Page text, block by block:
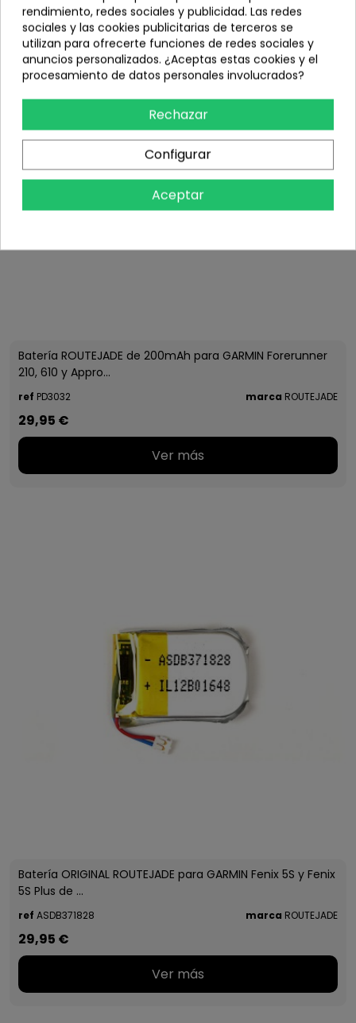
Batería ROUTEJADE de 200mAh para GARMIN Forerunner
210, 610 y Appro...
ref PD3032 marca ROUTEJADE
29,95 €
Ver más
Batería ORIGINAL ROUTEJADE para GARMIN Fenix 5S y Fenix
5S Plus de ...
ref ASDB371828 marca ROUTEJADE
29,95 €
Ver más
rendimiento, redes sociales y publicidad. Las redes
sociales y las cookies publicitarias de terceros se
utilizan para ofrecerte funciones de redes sociales y
anuncios personalizados. ¿Aceptas estas cookies y el
procesamiento de datos personales involucrados?
Rechazar
Configurar
Aceptar